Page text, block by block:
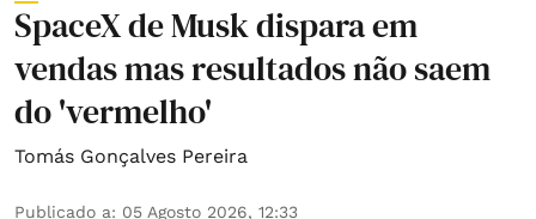
SpaceX de Musk dispara em
vendas mas resultados não saem
do 'vermelho'
Tomás Gonçalves Pereira
Publicado a: 05 Agosto 2026, 12:33